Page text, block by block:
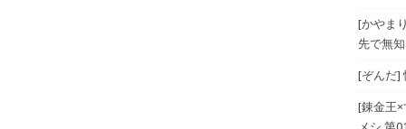
[かやま
先で無
[ぞんだ]
[錬金王